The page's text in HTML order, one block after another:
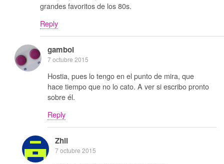
grandes favoritos de los 80s.
Reply
gamboi
7 octubre 2015
Hostia, pues lo tengo en el punto de mira, que
hace tiempo que no lo cato. A ver si escribo pronto
sobre él.
Reply
Zhil
7 octubre 2015